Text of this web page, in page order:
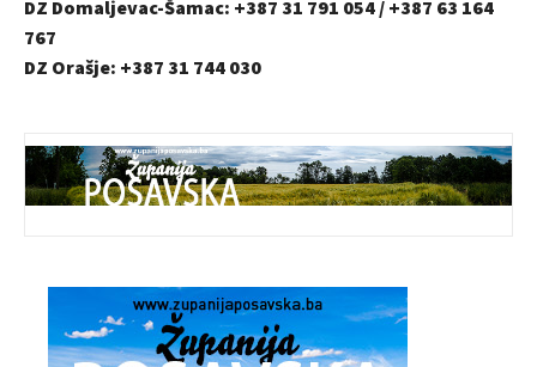
DZ Domaljevac-Šamac: +387 31 791 054 / +387 63 164
767
DZ Orašje: +387 31 744 030